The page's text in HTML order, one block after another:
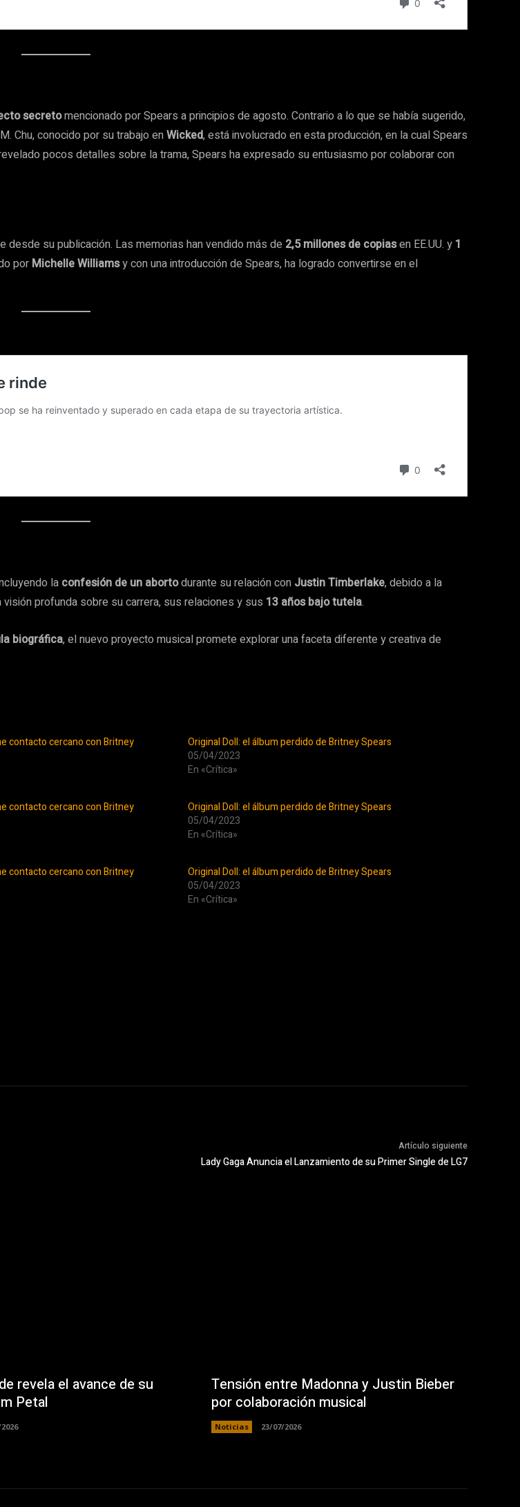
secretomencionado por Spears a principios de agosto. Contrario a lo que se había sugerido,
Chu, conocido por su trabajo enWicked, está involucrado en esta producción, en la cual Spears
pocos detalles sobre la trama, Spears ha expresado su entusiasmo por colaborar con
desde su publicación. Las memorias han vendido más de 2,5 millones de copiasen EE.UU. y 1
por Michelle Williamsy con una introducción de Spears, ha logrado convertirse en el
la confesión de un abortodurante su relación con Justin Timberlake, debido a la
profunda sobre su carrera, sus relaciones y sus 13 años bajo tutela.
biográfica, el nuevo proyecto musical promete explorar una faceta diferente y creativa de
contacto cercano con Britney
Original Doll: el álbum perdido de Britney Spears
05/04/2023
En «Crítica»
contacto cercano con Britney
Original Doll: el álbum perdido de Britney Spears
05/04/2023
En «Crítica»
contacto cercano con Britney
Original Doll: el álbum perdido de Britney Spears
05/04/2023
En «Crítica»
Artículo siguiente
Lady Gaga Anuncia el Lanzamiento de su Primer Single de LG7
revela el avance de su
Petal
Tensión entre Madonna y Justin Bieber
por colaboración musical
Noticias 23/07/2026